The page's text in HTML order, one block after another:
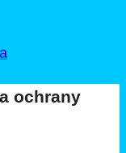
ochrany